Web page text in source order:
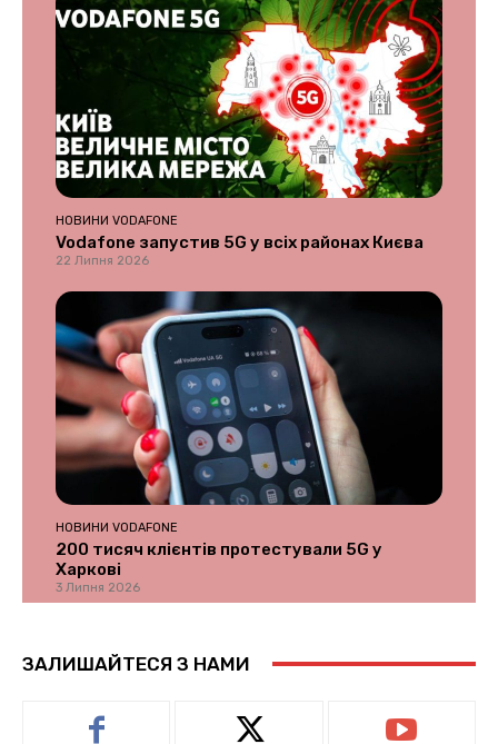
НОВИНИ VODAFONE
Vodafone запустив 5G у всіх районах Києва
22 Липня 2026
НОВИНИ VODAFONE
200 тисяч клієнтів протестували 5G у
Харкові
3 Липня 2026
ЗАЛИШАЙТЕСЯ З НАМИ